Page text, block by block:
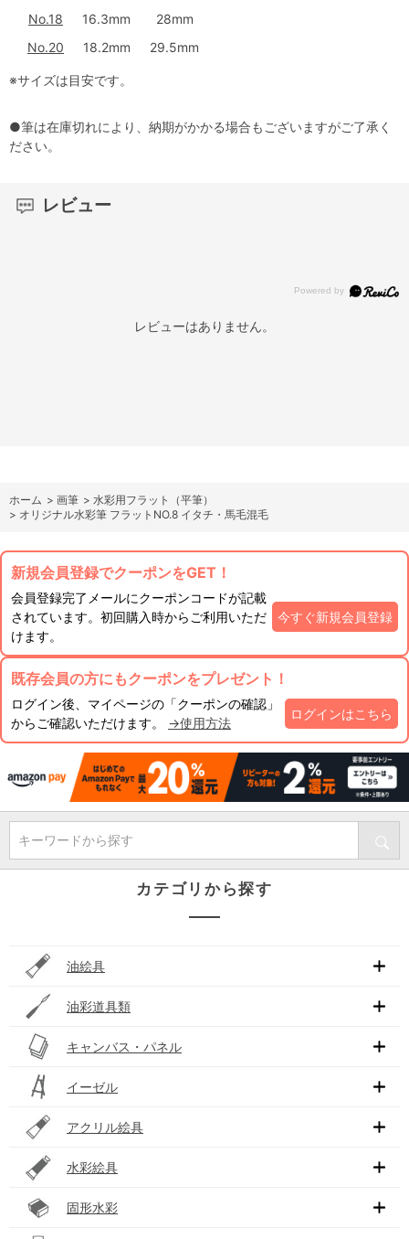
No.18 16.3mm
28mm
No.20
18.2mm 29.5mm
※サイズは目安です。
●筆は在庫切れにより、納期がかかる場合もございますがご了承く
ださい。
レビュー
レビューはありません。
ホーム > 画筆 > 水彩用フラット（平筆）
> オリジナル水彩筆 フラットNO.8 イタチ・馬毛混毛
新規会員登録でクーポンをGET！
会員登録完了メールにクーポンコードが記載
されています。初回購入時からご利用いただ
けます。
今すぐ新規会員登録
既存会員の方にもクーポンをプレゼント！
ログイン後、マイページの「クーポンの確認」
からご確認いただけます。 →使用方法
ログインはこちら
キーワードから探す
カテゴリから探す
油絵具
油彩道具類
キャンバス・パネル
イーゼル
アクリル絵具
水彩絵具
固形水彩